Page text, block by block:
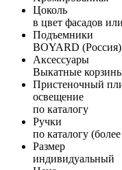
Цоколь
в цвет фасадов
Подъемники
BOYARD
Аксессуары
Выкатные
Пристеночный
освещение
по каталогу
Ручки
по каталогу
Размер
индивидуальный